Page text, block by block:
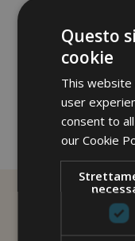
No image description ...
Questo
cookie
This
user
consent to
our Cookie